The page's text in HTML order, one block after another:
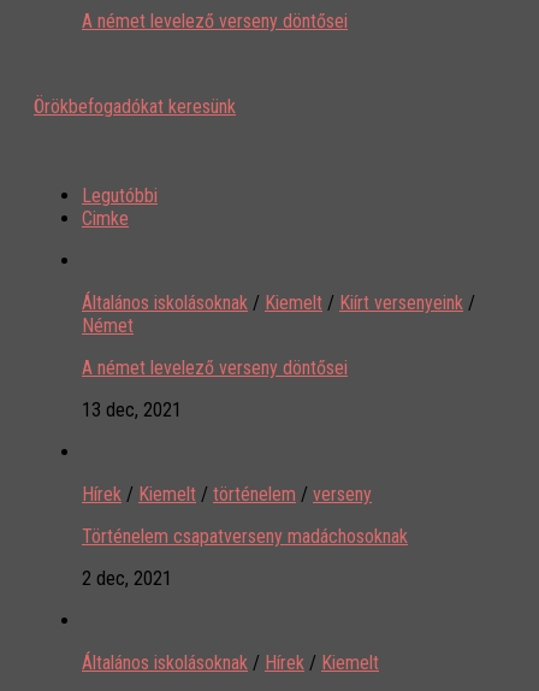
A német levelező verseny döntősei
Örökbefogadókat keresünk
Legutóbbi
Cimke
Általános iskolásoknak / Kiemelt / Kiírt versenyeink /
Német
A német levelező verseny döntősei
13 dec, 2021
Hírek / Kiemelt / történelem / verseny
Történelem csapatverseny madáchosoknak
2 dec, 2021
Általános iskolásoknak / Hírek / Kiemelt